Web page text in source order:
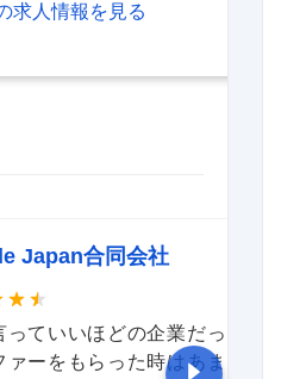
求人情報を見る
Japan合同会社
ていいほどの企業だったの
ァーをもらった時はあまり考